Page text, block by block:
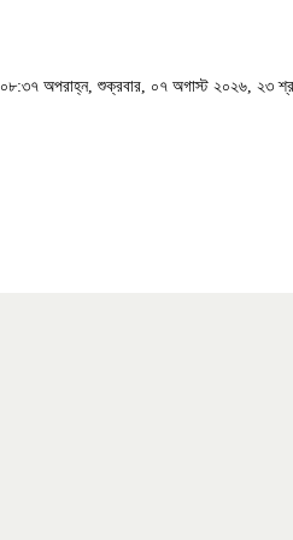
০৮:৩৭ অপরাহ্ন, শুক্রবার, ০৭ অগাস্ট ২০২৬, ২৩